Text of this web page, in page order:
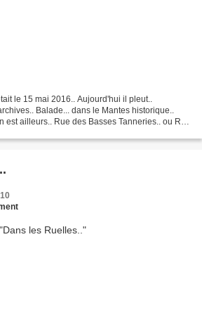
le 15 mai 2016.. Aujourd'hui il pleut..
Balade... dans le Mantes historique..
est ailleurs.. Rue des Basses Tanneries.. ou Rue